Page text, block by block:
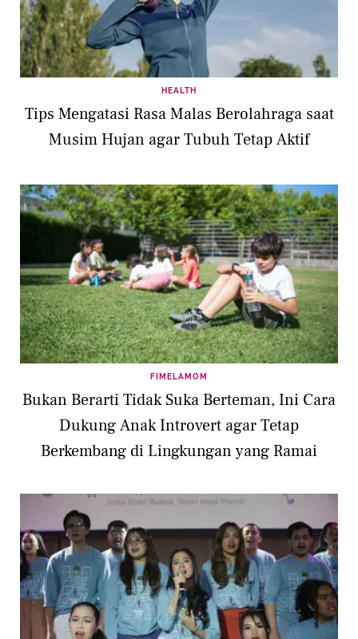
HEALTH
Tips Mengatasi Rasa Malas Berolahraga saat
Musim Hujan agar Tubuh Tetap Aktif
FIMELAMOM
Bukan Berarti Tidak Suka Berteman, Ini Cara
Dukung Anak Introvert agar Tetap
Berkembang di Lingkungan yang Ramai